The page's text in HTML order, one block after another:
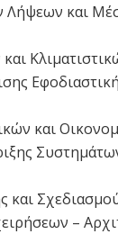
Λήψεων και
και
και
–